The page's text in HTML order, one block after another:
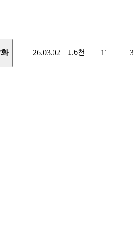
26.03.02 1.6천 11 3